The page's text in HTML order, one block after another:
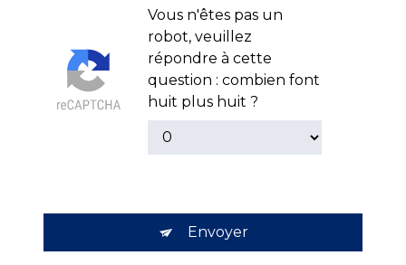
Vous n'êtes pas un
robot, veuillez
répondre à cette
question : combien font
huit plus huit ?
Envoyer